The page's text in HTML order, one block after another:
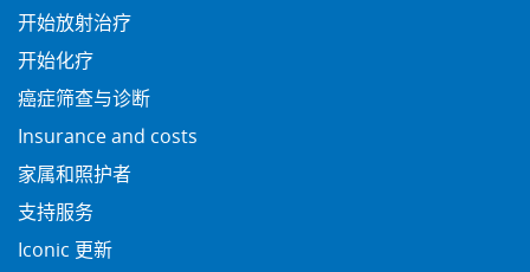
开始放射治疗
开始化疗
癌症筛查与诊断
Insurance and costs
家属和照护者
支持服务
Iconic 更新